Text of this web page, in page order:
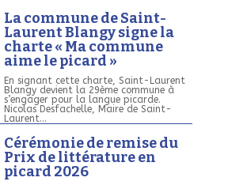
La commune de Saint-
Laurent Blangy signe la
charte « Ma commune
aime le picard »
En signant cette charte, Saint-Laurent
Blangy devient la 29ème commune à
s’engager pour la langue picarde.
Nicolas Desfachelle, Maire de Saint-
Laurent...
Cérémonie de remise du
Prix de littérature en
picard 2026